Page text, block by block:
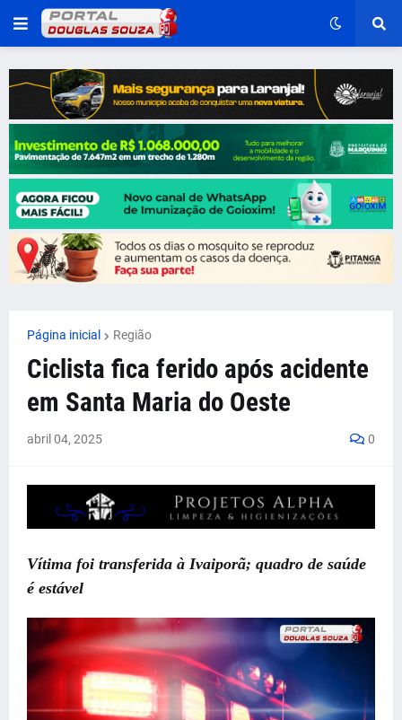
Página inicial Região
Ciclista fica ferido após acidente
em Santa Maria do Oeste
abril 04, 2025 0
Vítima foi transferida à Ivaiporã; quadro de saúde
é estável